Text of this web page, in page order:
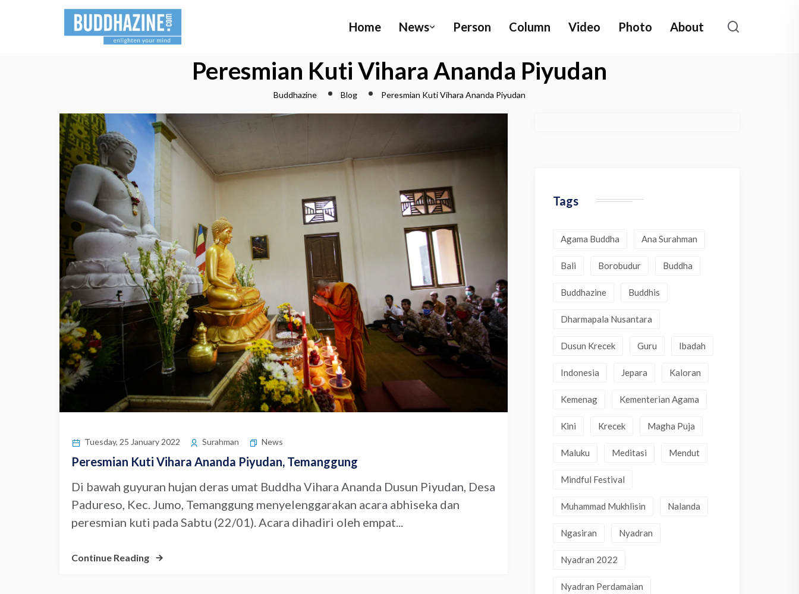
Home News Person Column Video Photo About
Peresmian Kuti Vihara Ananda Piyudan
Buddhazine Blog Peresmian Kuti Vihara Ananda Piyudan
Tuesday, 25 January 2022 Surahman News
Peresmian Kuti Vihara Ananda Piyudan, Temanggung
Di bawah guyuran hujan deras umat Buddha Vihara Ananda Dusun Piyudan, Desa
Padureso, Kec. Jumo, Temanggung menyelenggarakan acara abhiseka dan
peresmian kuti pada Sabtu (22/01). Acara dihadiri oleh empat...
Continue Reading
Tags
Agama Buddha Ana Surahman
Bali Borobudur Buddha
Buddhazine Buddhis
Dharmapala Nusantara
Dusun Krecek Guru Ibadah
Indonesia Jepara Kaloran
Kemenag Kementerian Agama
Kini Krecek Magha Puja
Maluku Meditasi Mendut
Mindful Festival
Muhammad Mukhlisin Nalanda
Ngasiran Nyadran
Nyadran 2022
Nyadran Perdamaian